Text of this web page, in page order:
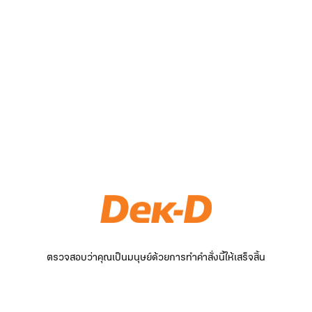
ตรวจสอบว่าคุณเป็นมนุษย์ด้วยการทำคำสั่งนี้ให้เสร็จสิ้น